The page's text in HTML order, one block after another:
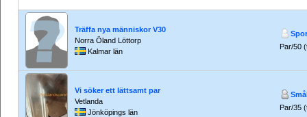
Träffa nya människor V30
Norra Öland Löttorp
Kalmar län
Par/50
Vi söker ett lättsamt par
Vetlanda
Jönköpings län
Par/35